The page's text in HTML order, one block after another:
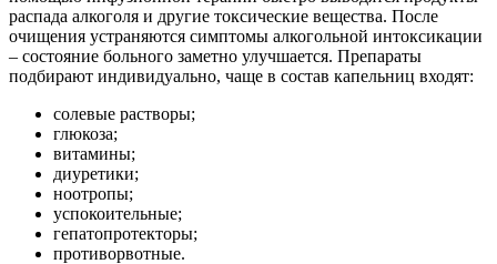
распада алкоголя и другие токсические вещества. После
очищения устраняются симптомы алкогольной интоксикации
– состояние больного заметно улучшается. Препараты
подбирают индивидуально, чаще в состав капельниц входят:
солевые растворы;
глюкоза;
витамины;
диуретики;
ноотропы;
успокоительные;
гепатопротекторы;
противорвотные.